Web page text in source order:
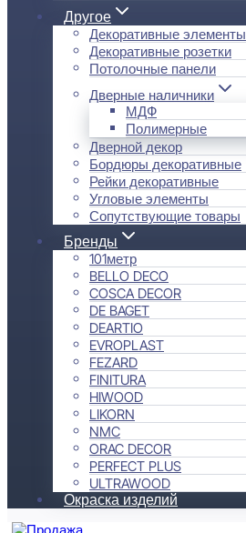
Другое
Декоративные элементы
Декоративные розетки
Потолочные панели
Дверные наличники
МДФ
Полимерные
Дверной декор
Бордюры декоративные
Рейки декоративные
Угловые элементы
Сопутствующие товары
Бренды
101метр
BELLO DECO
COSCA DECOR
DE BAGET
DEARTIO
EVROPLAST
FEZARD
FINITURA
HIWOOD
LIKORN
NMC
ORAC DECOR
PERFECT PLUS
ULTRAWOOD
Окраска изделий